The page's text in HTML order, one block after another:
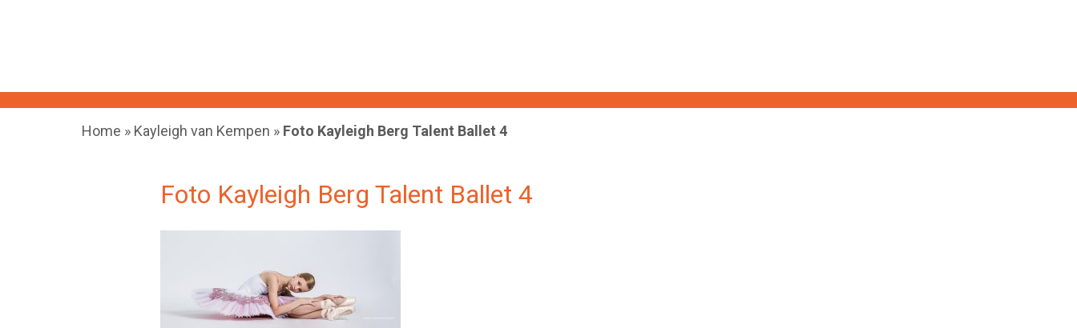
Home » Kayleigh van Kempen » Foto Kayleigh Berg Talent Ballet 4
Foto Kayleigh Berg Talent Ballet 4